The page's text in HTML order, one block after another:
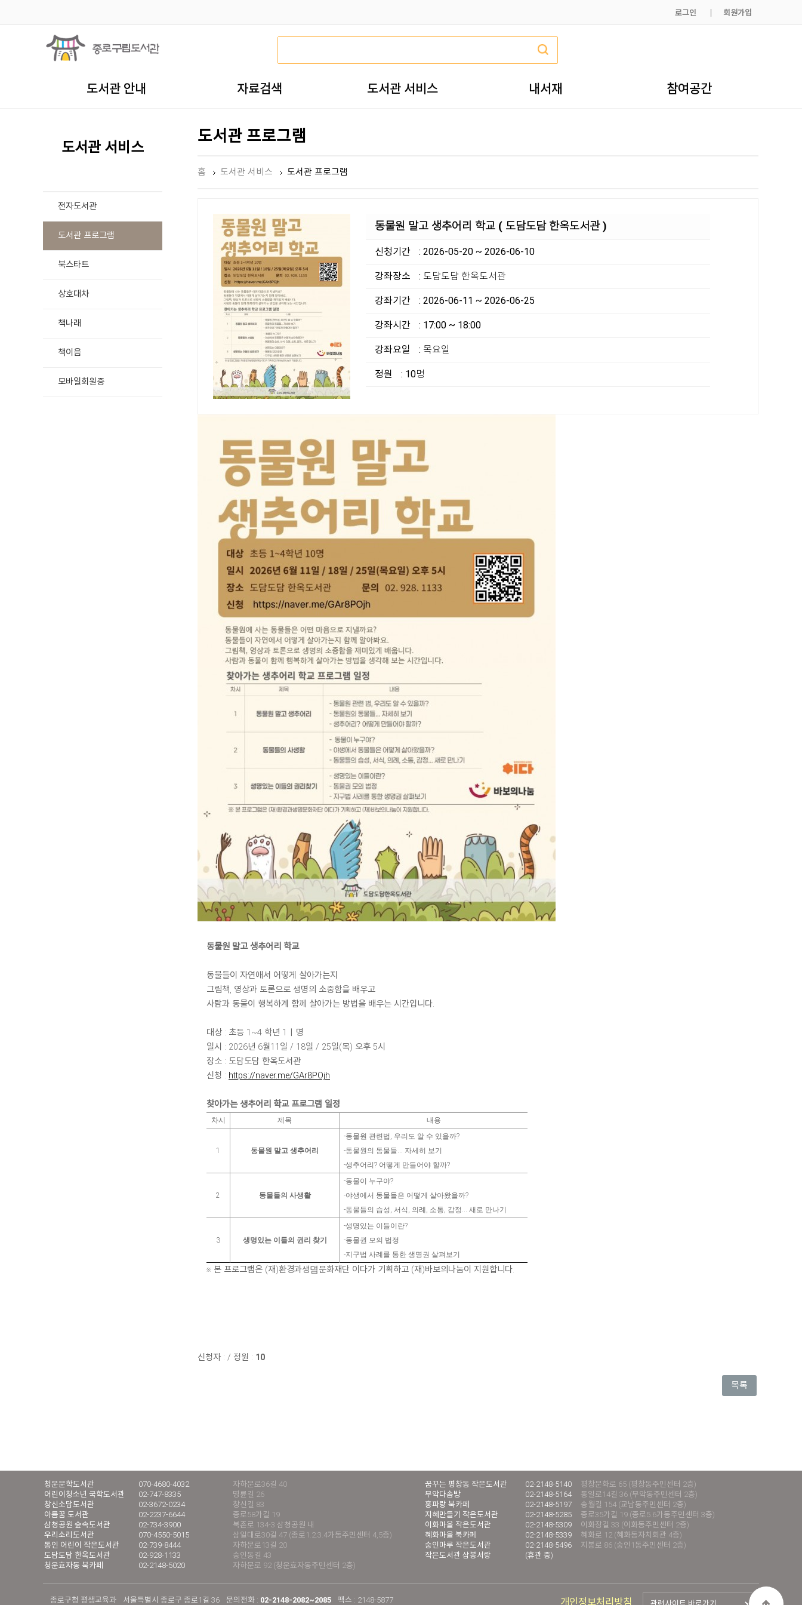
로그인 회원가입
도서관 안내 자료검색 도서관 서비스 내서재 참여공간
도서관 서비스
전자도서관
도서관 프로그램
북스타트
상호대차
책나래
책이음
모바일회원증
도서관 프로그램
홈 도서관 서비스 도서관 프로그램
동물원 말고 생추어리 학교 ( 도담도담 한옥도서관 )
신청기간 : 2026-05-20 ~ 2026-06-10
강좌장소 : 도담도담 한옥도서관
강좌기간 : 2026-06-11 ~ 2026-06-25
강좌시간 : 17:00 ~ 18:00
강좌요일 : 목요일
정원 : 10명
동물원 말고 생추어리 학교
동물들이 자연애서 어떻게 살아가는지
그림책, 영상과 토론으로 생명의 소중함을 배우고
사람과 동물이 행복하계 함께 살아가는 방법을 배우는 시간입니다.
대상 : 초등 1~4 학년 1ㅣ명
일시 : 2026년 6월11일 / 18일 / 25일(목) 오후 5시
장소 : 도담도담 한옥도서관
신청 : https://naver.me/GAr8POjh
찾아가는 생추어리 학교 프로그램 일정
차시 제목 내용
1 동물원 말고 생추어리
-동물원 관련법 , 우리도 알 수 있을까?
-동물원의 동물들... 자세히 보기
-생추어리 ? 어떻게 만들어야 할까?
2 동물들의 사생활
-동물이 누구야?
-야생에서 동물들은 어떻게 살아왔을까?
-동물들의 습성, 서식 , 의례 , 소통, 감정... 새로 만나기
3 생명있는 이들의 권리 찾기
-생명있는 이들이란?
-동물권 모의 법정
-지구법 사례를 통한 생명권 살펴보기
※ 본 프로그램은 (재)환경과생몀문화재단 이다가 기획하고 (재)바보의나눔이 지원합니다.
신청자 : / 정원 : 10
목록
청운문학도서관 070-4680-4032
자하문로36길 40
어린이청소년 국학도서관
02-747-8335
명륜길 26
창신소담도서관
02-3672-0234
창신길 83
아름꿈 도서관
02-2237-6644
종로58가길 19
삼청공원 숲속도서관
02-734-3900
북촌로 134-3 삼청공원 내
우리소리도서관
070-4550-5015
삼일대로30길 47 (종로1.2.3.4가동주민센터 4,5층)
통인 어린이 작은도서관
02-739-8444
자하문로13길 20
도담도담 한옥도서관
02-928-1133
숭인동길 43
청운효자동 북카페
02-2148-5020 자하문로 92 (청운효자동주민센터 2층)
꿈꾸는 평창동 작은도서관 02-2148-5140
평창문화로 65 (평창동주민센터 2층)
무악다솜방
02-2148-5164
통일로14길 36 (무악동주민센터 2층)
홍파랑 북카페
02-2148-5197
송월길 154 (교남동주민센터 2층)
지혜만들기 작은도서관
02-2148-5285
종로35가길 19 (종로5.6가동주민센터 3층)
이화마을 작은도서관
02-2148-5309
이화장길 33 (이화동주민센터 2층)
혜화마을 북카페
02-2148-5339
혜화로 12 (혜화동자치회관 4층)
숭인마루 작은도서관
02-2148-5496
지봉로 86 (숭인1동주민센터 2층)
작은도서관 삼봉서랑
(휴관 중)
종로구청 평생교육과 서울특별시 종로구 종로1길 36 문의전화 : 02-2148-2082~2085 팩스 : 2148-5877 개인정보처리방침